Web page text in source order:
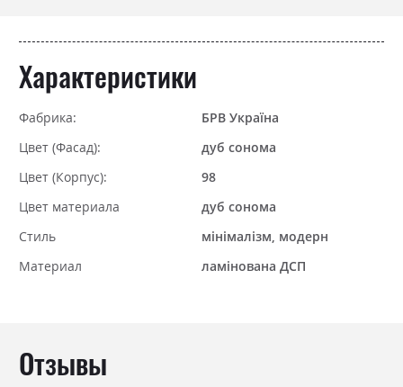
Характеристики
Фабрика:
БРВ Україна
Цвет (Фасад):
дуб сонома
Цвет (Корпус):
98
Цвет материала
дуб сонома
Стиль
мінімалізм, модерн
Материал
ламінована ДСП
Отзывы